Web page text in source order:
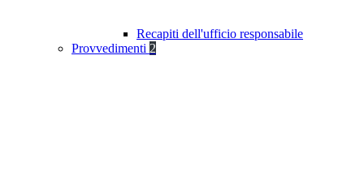
Recapiti dell'ufficio responsabile
Provvedimenti 2